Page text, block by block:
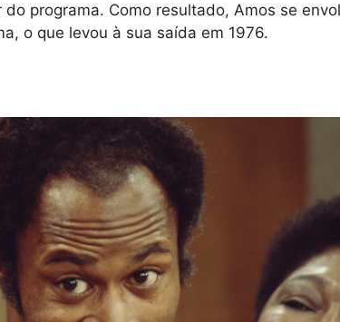
programa. Como resultado, Amos se
o que levou à sua saída em 1976.